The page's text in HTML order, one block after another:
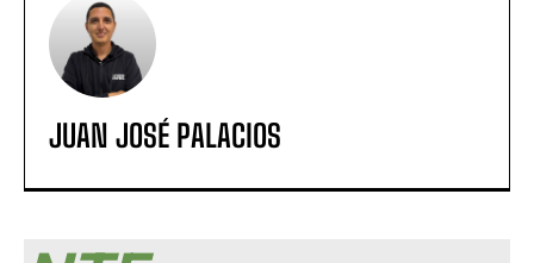
JUAN JOSÉ PALACIOS